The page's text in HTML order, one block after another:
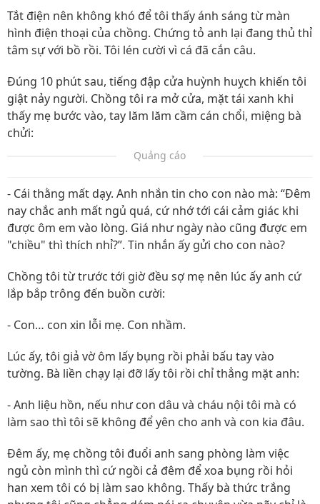
Tắt điện nên không khó để tôi thấy ánh sáng từ màn
hình điện thoại của chồng. Chứng tỏ anh lại đang thủ thỉ
tâm sự với bồ rồi. Tôi lén cười vì cá đã cắn câu.
Đúng 10 phút sau, tiếng đập cửa huỳnh huỵch khiến tôi
giật nảy người. Chồng tôi ra mở cửa, mặt tái xanh khi
thấy mẹ bước vào, tay lăm lăm cầm cán chổi, miệng bà
chửi:
Quảng cáo
- Cái thằng mất dạy. Anh nhắn tin cho con nào mà: “Đêm
nay chắc anh mất ngủ quá, cứ nhớ tới cái cảm giác khi
được ôm em vào lòng. Giá như ngày nào cũng được em
"chiều" thì thích nhỉ?”. Tin nhắn ấy gửi cho con nào?
Chồng tôi từ trước tới giờ đều sợ mẹ nên lúc ấy anh cứ
lắp bắp trông đến buồn cười:
- Con… con xin lỗi mẹ. Con nhầm.
Lúc ấy, tôi giả vờ ôm lấy bụng rồi phải bấu tay vào
tường. Bà liền chạy lại đỡ lấy tôi rồi chỉ thẳng mặt anh:
- Anh liệu hồn, nếu như con dâu và cháu nội tôi mà có
làm sao thì tôi sẽ không để yên cho anh và con kia đâu.
Đêm ấy, mẹ chồng tôi đuổi anh sang phòng làm việc
ngủ còn mình thì cứ ngồi cả đêm để xoa bụng rồi hỏi
han xem tôi có bị làm sao không. Thấy bà thức trắng